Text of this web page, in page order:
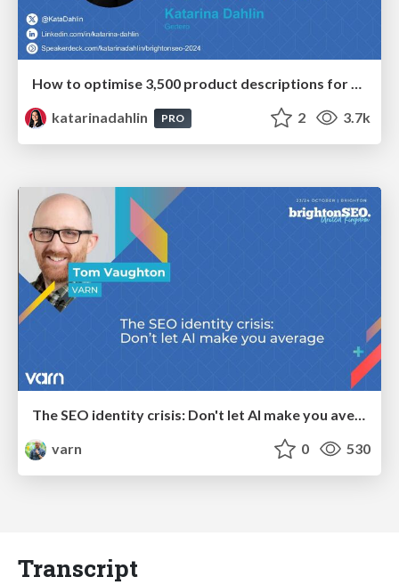
How to optimise 3,500 product descriptions for ecommerce in one day using ChatGPT
katarinadahlin
PRO 2 3.7k
The SEO identity crisis: Don't let AI make you average
varn
0 530
Transcript